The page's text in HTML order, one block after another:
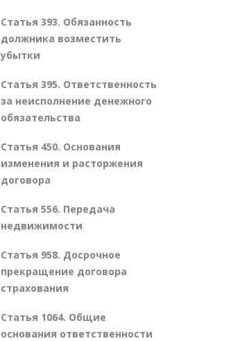
Статья 393. Обязанность
должника возместить
убытки
Статья 395. Ответственность
за неисполнение денежного
обязательства
Статья 450. Основания
изменения и расторжения
договора
Статья 556. Передача
недвижимости
Статья 958. Досрочное
прекращение договора
страхования
Статья 1064. Общие
основания ответственности